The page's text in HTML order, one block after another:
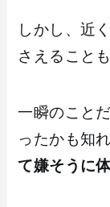
しかし、近
さえること
一瞬のこと
ったかも知
て嫌そうに